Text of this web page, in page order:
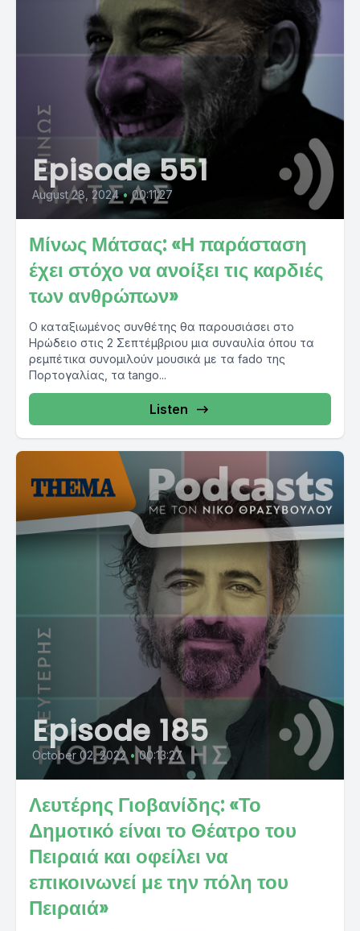
Episode 551
August 28, 2024 • 00:11:27
Μίνως Μάτσας: «Η παράσταση
έχει στόχο να ανοίξει τις καρδιές
των ανθρώπων»
Ο καταξιωμένος συνθέτης θα παρουσιάσει στο
Ηρώδειο στις 2 Σεπτέμβριου μια συναυλία όπου τα
ρεμπέτικα συνομιλούν μουσικά με τα fado της
Πορτογαλίας, τα tango...
Listen
Episode 185
October 02, 2022 • 00:13:27
Λευτέρης Γιοβανίδης: «Το
Δημοτικό είναι το Θέατρο του
Πειραιά και οφείλει να
επικοινωνεί με την πόλη του
Πειραιά»